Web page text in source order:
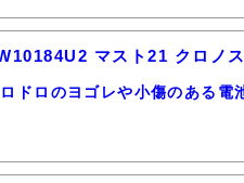
マスト21 クロノ
ドロのヨゴレや小傷のある電